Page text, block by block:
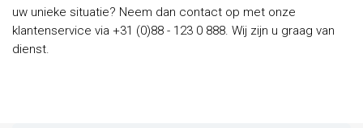
uw unieke situatie? Neem dan contact op met onze
klantenservice via +31 (0)88 - 123 0 888. Wij zijn u graag van
dienst.